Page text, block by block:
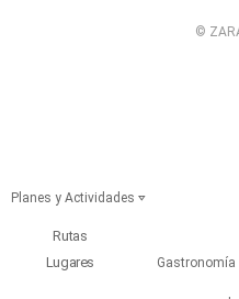
©
Planes y Actividades
Rutas
Lugares
Gastronomía